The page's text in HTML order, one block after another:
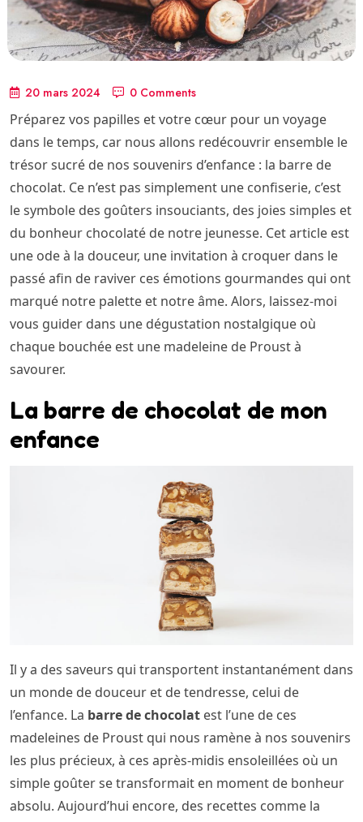
20 mars 2024 0 Comments
Préparez vos papilles et votre cœur pour un voyage
dans le temps, car nous allons redécouvrir ensemble le
trésor sucré de nos souvenirs d’enfance : la barre de
chocolat. Ce n’est pas simplement une confiserie, c’est
le symbole des goûters insouciants, des joies simples et
du bonheur chocolaté de notre jeunesse. Cet article est
une ode à la douceur, une invitation à croquer dans le
passé afin de raviver ces émotions gourmandes qui ont
marqué notre palette et notre âme. Alors, laissez-moi
vous guider dans une dégustation nostalgique où
chaque bouchée est une madeleine de Proust à
savourer.
La barre de chocolat de mon
enfance
Il y a des saveurs qui transportent instantanément dans
un monde de douceur et de tendresse, celui de
l’enfance. La barre de chocolat est l’une de ces
madeleines de Proust qui nous ramène à nos souvenirs
les plus précieux, à ces après-midis ensoleillées où un
simple goûter se transformait en moment de bonheur
absolu. Aujourd’hui encore, des recettes comme la